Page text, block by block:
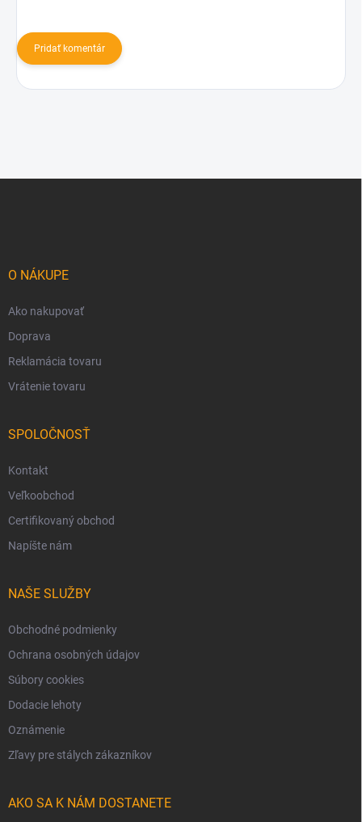
Pridať komentár
O NÁKUPE
Ako nakupovať
Doprava
Reklamácia tovaru
Vrátenie tovaru
SPOLOČNOSŤ
Kontakt
Veľkoobchod
Certifikovaný obchod
Napíšte nám
NAŠE SLUŽBY
Obchodné podmienky
Ochrana osobných údajov
Súbory cookies
Dodacie lehoty
Oznámenie
Zľavy pre stálych zákazníkov
AKO SA K NÁM DOSTANETE